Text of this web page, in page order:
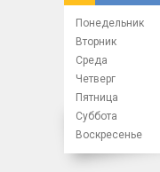
Понедельник
Вторник
Среда
Четверг
Пятница
Суббота
Воскресенье